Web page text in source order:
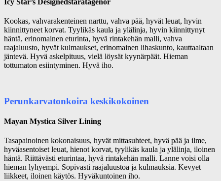
Kookas, vahvarakenteinen narttu, vahva pää, hyvät leuat, hyvin
kiinnittyneet korvat. Tyylikäs kaula ja ylälinja, hyvin kiinnittynyt
häntä, erinomainen eturinta, hyvä rintakehän malli, vahva
raajaluusto, hyvät kulmaukset, erinomainen lihaskunto, kauttaaltaan
jäntevä. Hyvä askelpituus, vielä löysät kyynärpäät. Hieman
tottumaton esiintyminen. Hyvä iho.
Perunkarvatonkoira keskikokoinen
Mayan Mystica Silver Lining
Tasapainoinen kokonaisuus, hyvät mittasuhteet, hyvä pää ja ilme,
hyväasentoiset leuat, hienot korvat, tyylikäs kaula ja ylälinja, iloinen
häntä. Riittävästi eturintaa, hyvä rintakehän malli. Lanne voisi olla
hieman lyhyempi. Sopivasti raajaluustoa ja kulmauksia. Kevyet
liikkeet, iloinen käytös. Hyväkuntoinen iho.